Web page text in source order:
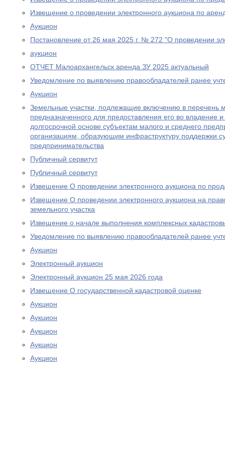
Извещение о проведении электронного аукциона по
Аукцион
Постановление от 26 мая 2025 г. № 272 "О проведении
аукцион
ОТЧЕТ Малоархангельск аренда ЗУ 2025 актуальный
Уведомление по выявлению правообладателей ранее
Аукцион
Земельные участки, подлежащие включению в перечень
предназначенного для предоставления его во владение
долгосрочной основе субъектам малого и среднего
организациям, образующим инфраструктуру поддержки
предпринимательства
Публичный сервитут
Публичный сервитут
Извещение О проведении электронного аукциона по
Извещение О проведении электронного аукциона на
земельного участка
Извещение о начале выполнения комплексных
Уведомление по выявлению правообладателей ранее
Аукцион
Электронный аукцион
Электронный аукцион 25 мая 2026 года
Извещение О государственной кадастровой оценке
Аукцион
Аукцион
Аукцион
Аукцион
Аукцион